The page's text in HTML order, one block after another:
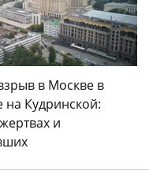
в Москве в
на Кудринской:
и